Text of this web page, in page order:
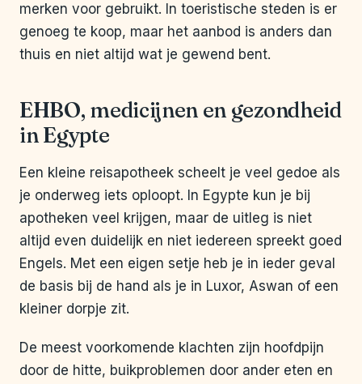
merken voor gebruikt. In toeristische steden is er
genoeg te koop, maar het aanbod is anders dan
thuis en niet altijd wat je gewend bent.
EHBO, medicijnen en gezondheid
in Egypte
Een kleine reisapotheek scheelt je veel gedoe als
je onderweg iets oploopt. In Egypte kun je bij
apotheken veel krijgen, maar de uitleg is niet
altijd even duidelijk en niet iedereen spreekt goed
Engels. Met een eigen setje heb je in ieder geval
de basis bij de hand als je in Luxor, Aswan of een
kleiner dorpje zit.
De meest voorkomende klachten zijn hoofdpijn
door de hitte, buikproblemen door ander eten en